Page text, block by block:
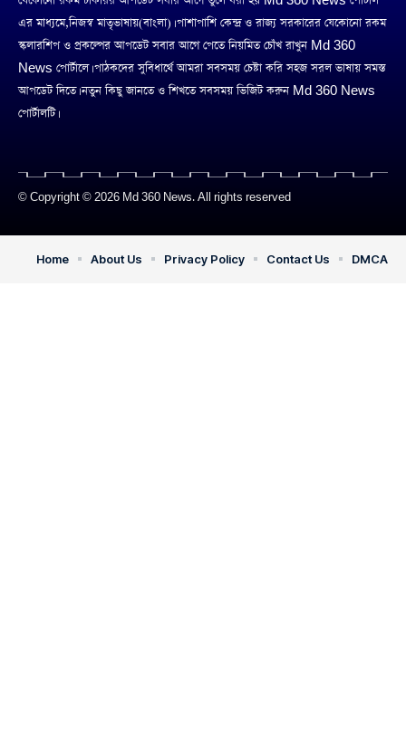
এর মাধ্যমে,নিজস্ব মাতৃভাষায়(বাংলা)। পাশাপাশি কেন্দ্র ও রাজ্য সরকারের যেকোনো রকম
স্কলারশিপ ও প্রকল্পের আপডেট সবার আগে পেতে নিয়মিত চোঁখ রাখুন Md 360
News পোর্টালে। পাঠকদের সুবিধার্থে আমরা সবসময় চেষ্টা করি সহজ সরল ভাষায় সমস্ত
আপডেট দিতে। নতুন কিছু জানতে ও শিখতে সবসময় ভিজিট করুন Md 360 News
পোর্টালটি।
© Copyright © 2026 Md 360 News. All rights reserved
Home About Us Privacy Policy Contact Us DMCA